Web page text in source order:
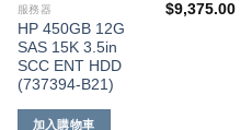
服務器
HP 450GB 12G
SAS 15K 3.5in
SCC ENT HDD
(737394-B21)
$9,375.00
加入購物車